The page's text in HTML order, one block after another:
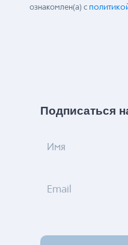
ознакомлен(а) с
Подписаться
Имя
Email